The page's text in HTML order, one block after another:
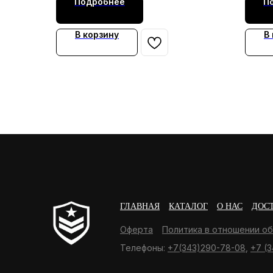
В корзину В
ГЛАВНАЯ КАТАЛОГ О НАС
Оферта Политика в отношении
Телефоны: +7(343)290-78-08 +7